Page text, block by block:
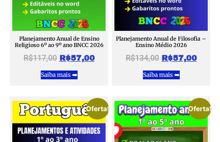
Planejamento Anual de Ensino
Religioso 6º ao 9º ano BNCC 2026
R$117,00 R$57,00
Saiba mais ➡️
Planejamento Anual de Filosofia –
Ensino Médio 2026
R$134,00 R$57,00
Saiba mais ➡️
Oferta! Oferta!